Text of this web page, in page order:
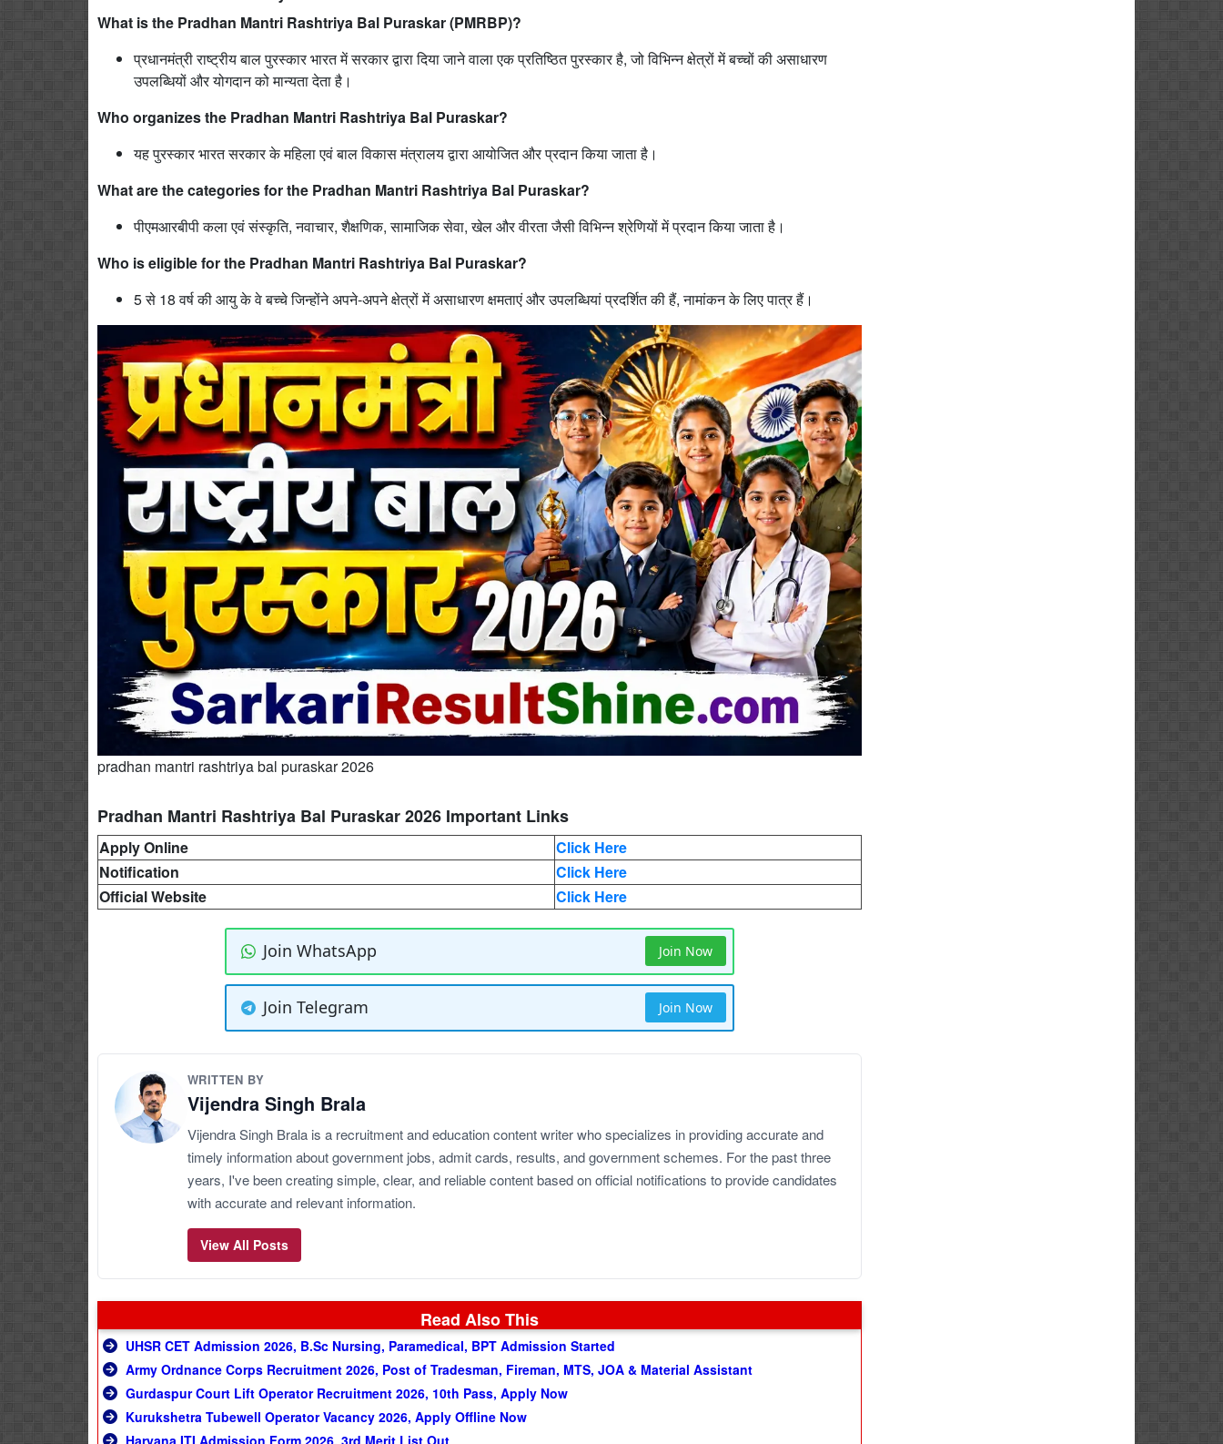
What is the Pradhan Mantri Rashtriya Bal Puraskar (PMRBP)?
प्रधानमंत्री राष्ट्रीय बाल पुरस्कार भारत में सरकार द्वारा दिया जाने वाला एक प्रतिष्ठित पुरस्कार है, जो विभिन्न क्षेत्रों में बच्चों की असाधारण
उपलब्धियों और योगदान को मान्यता देता है।
Who organizes the Pradhan Mantri Rashtriya Bal Puraskar?
यह पुरस्कार भारत सरकार के महिला एवं बाल विकास मंत्रालय द्वारा आयोजित और प्रदान किया जाता है।
What are the categories for the Pradhan Mantri Rashtriya Bal Puraskar?
पीएमआरबीपी कला एवं संस्कृति, नवाचार, शैक्षणिक, सामाजिक सेवा, खेल और वीरता जैसी विभिन्न श्रेणियों में प्रदान किया जाता है।
Who is eligible for the Pradhan Mantri Rashtriya Bal Puraskar?
5 से 18 वर्ष की आयु के वे बच्चे जिन्होंने अपने-अपने क्षेत्रों में असाधारण क्षमताएं और उपलब्धियां प्रदर्शित की हैं, नामांकन के लिए पात्र हैं।
pradhan mantri rashtriya bal puraskar 2026
Pradhan Mantri Rashtriya Bal Puraskar 2026 Important Links
Apply Online
Click Here
Notification
Click Here
Official Website
Click Here
Join WhatsApp Join Now
Join Telegram Join Now
WRITTEN BY
Vijendra Singh Brala
Vijendra Singh Brala is a recruitment and education content writer who specializes in providing accurate and
timely information about government jobs, admit cards, results, and government schemes. For the past three
years, I've been creating simple, clear, and reliable content based on official notifications to provide candidates
with accurate and relevant information.
View All Posts
Read Also This
UHSR CET Admission 2026, B.Sc Nursing, Paramedical, BPT Admission Started
Army Ordnance Corps Recruitment 2026, Post of Tradesman, Fireman, MTS, JOA & Material Assistant
Gurdaspur Court Lift Operator Recruitment 2026, 10th Pass, Apply Now
Kurukshetra Tubewell Operator Vacancy 2026, Apply Offline Now
Haryana ITI Admission Form 2026, 3rd Merit List Out